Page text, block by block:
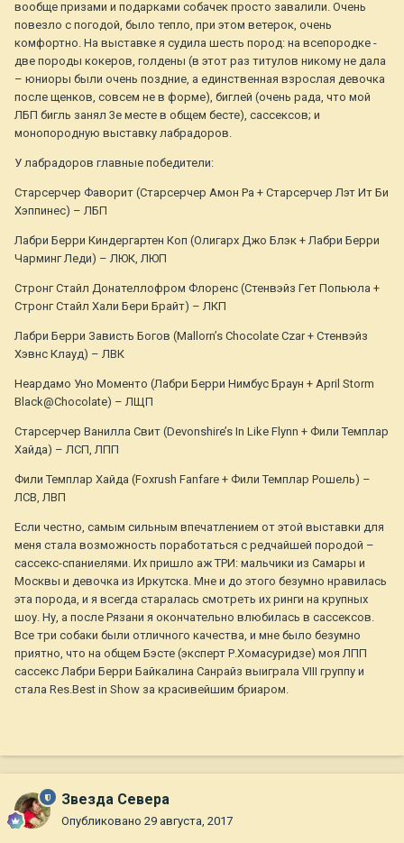
вообще призами и подарками собачек просто завалили. Очень
повезло с погодой, было тепло, при этом ветерок, очень
комфортно. На выставке я судила шесть пород: на всепородке -
две породы кокеров, голдены (в этот раз титулов никому не дала
– юниоры были очень поздние, а единственная взрослая девочка
после щенков, совсем не в форме), биглей (очень рада, что мой
ЛБП бигль занял 3е месте в общем бесте), сассексов; и
монопородную выставку лабрадоров.
У лабрадоров главные победители:
Старсерчер Фаворит (Старсерчер Амон Ра + Старсерчер Лэт Ит Би
Хэппинес) – ЛБП
Лабри Берри Киндергартен Коп (Олигарх Джо Блэк + Лабри Берри
Чарминг Леди) – ЛЮК, ЛЮП
Стронг Стайл Донателлофром Флоренс (Стенвэйз Гет Попьюла +
Стронг Стайл Хали Бери Брайт) – ЛКП
Лабри Берри Зависть Богов (Mallorn’s Chocolate Czar + Стенвэйз
Хэвнс Клауд) – ЛВК
Неардамо Уно Моменто (Лабри Берри Нимбус Браун + April Storm
Black@Chocolate) – ЛЩП
Старсерчер Ванилла Свит (Devonshire’s In Like Flynn + Фили Темплар
Хайда) – ЛСП, ЛПП
Фили Темплар Хайда (Foxrush Fanfare + Фили Темплар Рошель) –
ЛСВ, ЛВП
Если честно, самым сильным впечатлением от этой выставки для
меня стала возможность поработаться с редчайшей породой –
сассекс-спаниелями. Их пришло аж ТРИ: мальчики из Самары и
Москвы и девочка из Иркутска. Мне и до этого безумно нравилась
эта порода, и я всегда старалась смотреть их ринги на крупных
шоу. Ну, а после Рязани я окончательно влюбилась в сассексов.
Все три собаки были отличного качества, и мне было безумно
приятно, что на общем Бэсте (эксперт Р.Хомасуридзе) моя ЛПП
сассекс Лабри Берри Байкалина Санрайз выиграла VIII группу и
стала Res.Best in Show за красивейшим бриаром.
Звезда Севера
Опубликовано 29 августа, 2017